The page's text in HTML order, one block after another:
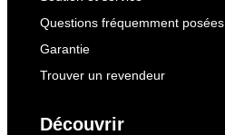
Questions fréquemment posées
Garantie
Trouver un revendeur
Découvrir